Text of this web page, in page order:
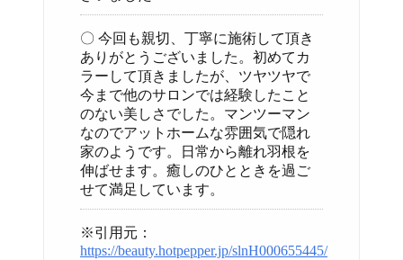
〇 今回も親切、丁寧に施術して頂き
ありがとうございました。初めてカ
ラーして頂きましたが、ツヤツヤで
今まで他のサロンでは経験したこと
のない美しさでした。マンツーマン
なのでアットホームな雰囲気で隠れ
家のようです。日常から離れ羽根を
伸ばせます。癒しのひとときを過ご
せて満足しています。
※引用元：
https://beauty.hotpepper.jp/slnH000655445/